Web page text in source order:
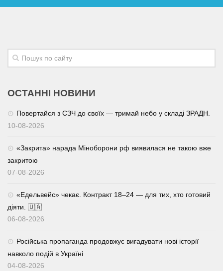
ОСТАННІ НОВИНИ
Повертайся з СЗЧ до своїх — тримай небо у складі ЗРАДН.
10-08-2026
«Закрита» нарада Міноборони рф виявилася не такою вже
закритою
07-08-2026
«Едельвейс» чекає. Контракт 18–24 — для тих, хто готовий
діяти. 🇺🇦
06-08-2026
Російська пропаганда продовжує вигадувати нові історії
навколо подій в Україні
04-08-2026